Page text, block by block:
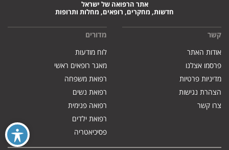
אתר הרפואה של ישראל
חדשות, מחקרים, רופאים, מחלות ותרופות
קשר
אודות האתר
פרסמו אצלנו
מדיניות פרטיות
הצהרת נגישות
צרו קשר
מדורים
לוח מודעות
מאגר רופאים ראשי
רפואת משפחה
רפואת נשים
רפואה פנימית
רפואת ילדים
פסיכיאטריה